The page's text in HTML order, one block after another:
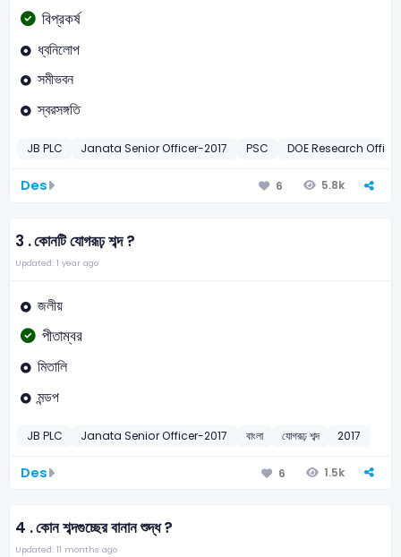
বিপ্রকর্ষ
ধ্বনিলোপ
সমীভবন
স্বরসঙ্গতি
JB PLC Janata Senior Officer-2017 PSC DOE Research
Des 6 5.8k
3 .কোনটি যোগরূঢ় শব্দ ?
Updated: 1 year ago
জলীয়
পীতাম্বর
মিতালি
মন্ডপ
JB PLC Janata Senior Officer-2017 বাংলা যোগরূঢ় শব্দ 2017
Des 6 1.5k
4 .কোন শব্দগুচ্ছের বানান শুদ্ধ ?
Updated: 11 months ago